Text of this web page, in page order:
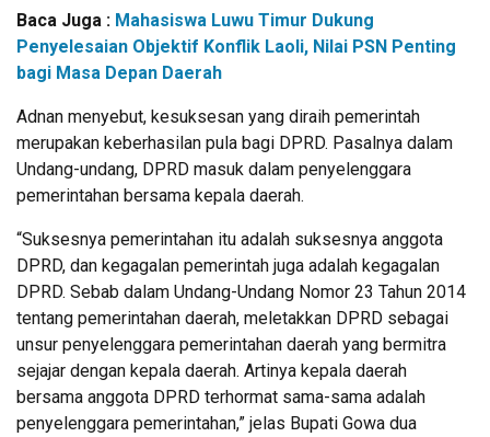
Baca Juga : Mahasiswa Luwu Timur Dukung
Penyelesaian Objektif Konflik Laoli, Nilai PSN Penting
bagi Masa Depan Daerah
Adnan menyebut, kesuksesan yang diraih pemerintah
merupakan keberhasilan pula bagi DPRD. Pasalnya dalam
Undang-undang, DPRD masuk dalam penyelenggara
pemerintahan bersama kepala daerah.
“Suksesnya pemerintahan itu adalah suksesnya anggota
DPRD, dan kegagalan pemerintah juga adalah kegagalan
DPRD. Sebab dalam Undang-Undang Nomor 23 Tahun 2014
tentang pemerintahan daerah, meletakkan DPRD sebagai
unsur penyelenggara pemerintahan daerah yang bermitra
sejajar dengan kepala daerah. Artinya kepala daerah
bersama anggota DPRD terhormat sama-sama adalah
penyelenggara pemerintahan,” jelas Bupati Gowa dua